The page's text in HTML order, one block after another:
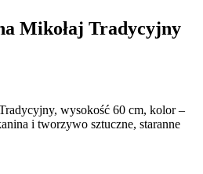
Mikołaj Tradycyjny
wysokość 60 cm, kolor –
i tworzywo sztuczne, staranne